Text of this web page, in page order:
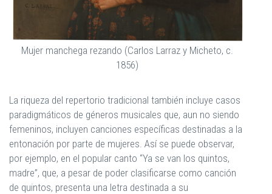
Mujer manchega rezando (Carlos Larraz y Micheto, c.
1856)
La riqueza del repertorio tradicional también incluye casos
paradigmáticos de géneros musicales que, aun no siendo
femeninos, incluyen canciones específicas destinadas a la
entonación por parte de mujeres. Así se puede observar,
por ejemplo, en el popular canto “Ya se van los quintos,
madre”, que, a pesar de poder clasificarse como canción
de quintos, presenta una letra destinada a su